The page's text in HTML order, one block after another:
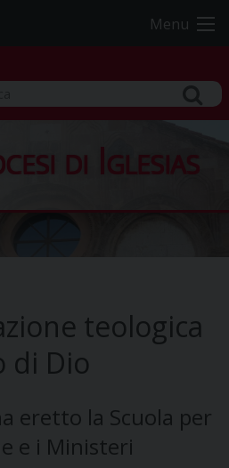
Menu
di Iglesias
teologica
di Dio
eretto la Scuola per
e i Ministeri